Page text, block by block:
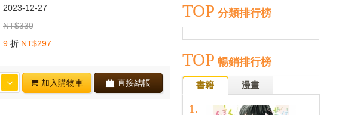
2023-12-27
NT$330
9 折 NT$297
加入購物車 直接結帳
TOP 分類排行榜
TOP 暢銷排行榜
書籍 漫畫